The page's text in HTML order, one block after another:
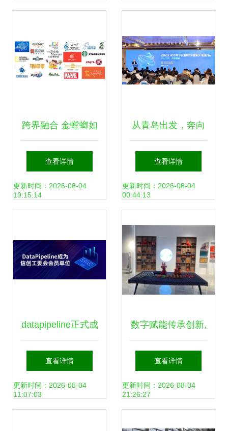
跨界融合 金螳螂如
何以数字文化创意
赋能旅游商业场景
查看详情
更新时间：2026-08-04
19:15:14
从青岛出发，奔向
数字文化的星辰大
海——数字文化创
实践与思考
查看详情
更新时间：2026-08-04
00:44:13
datapipeline正式成
为信创工委会会员
单位，致力为世界
查看详情
更新时间：2026-08-04
11:07:03
数字赋能传承创新,
山东树拍数字集团
让临沂手造“活”起
查看详情
更新时间：2026-08-04
21:26:27